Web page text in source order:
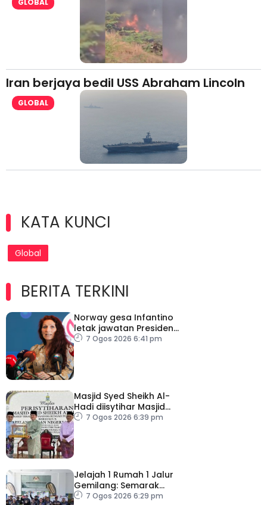
GLOBAL
Iran berjaya bedil USS Abraham Lincoln
GLOBAL
KATA KUNCI
Global
BERITA TERKINI
Norway gesa Infantino
letak jawatan Presiden
FIFA7 Ogos 2026 6:41 pm
Masjid Syed Sheikh Al-
Hadi diisytihar Masjid
Pelancongan Negeri
7 Ogos 2026 6:39 pm
Jelajah 1 Rumah 1 Jalur
Gemilang: Semarak
semangat patriotisme
7 Ogos 2026 6:29 pm